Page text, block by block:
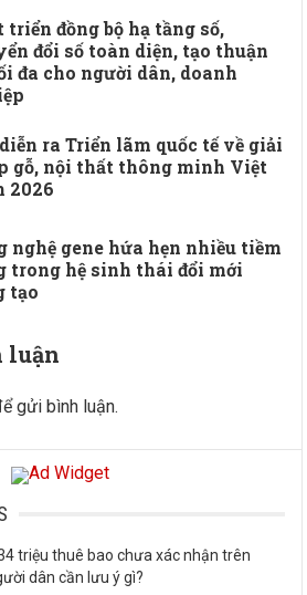
triển đồng bộ hạ tầng số,
đổi số toàn diện, tạo thuận
đa cho người dân, doanh
ra Triển lãm quốc tế về giải
gỗ, nội thất thông minh Việt
2026
nghệ gene hứa hẹn nhiều tiềm
trong hệ sinh thái đổi mới
tạo
luận
gửi bình luận.
triệu thuê bao chưa xác nhận trên
dân cần lưu ý gì?